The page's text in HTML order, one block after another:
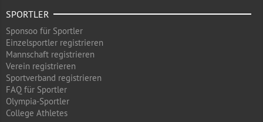
SPORTLER
Sponsoo für Sportler
Einzelsportler registrieren
Mannschaft registrieren
Verein registrieren
Sportverband registrieren
FAQ für Sportler
Olympia-Sportler
College Athletes